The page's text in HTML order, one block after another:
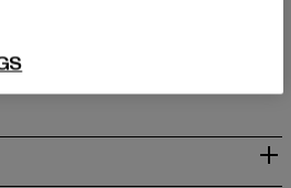
GmbH & Co. KG |
Köln | DE